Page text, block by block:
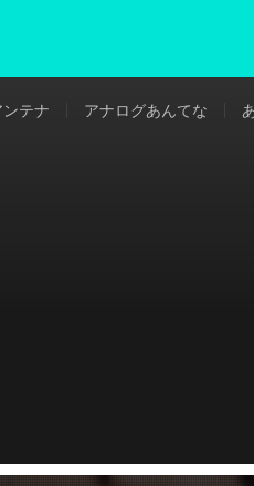
テナ アナログあんてな